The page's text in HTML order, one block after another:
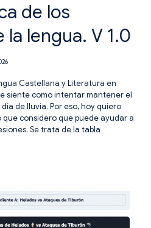
de los
lengua. V 1.0
Castellana y Literatura en
siente como intentar mantener el
de lluvia. Por eso, hoy quiero
considero que puede ayudar a
Se trata de la tabla